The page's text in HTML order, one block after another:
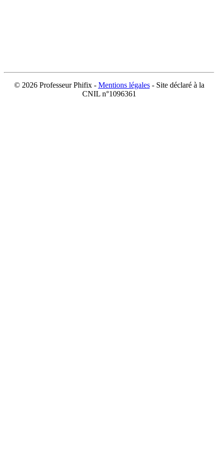
© 2026 Professeur Phifix - Mentions légales- Site déclaré à la
CNIL n°1096361